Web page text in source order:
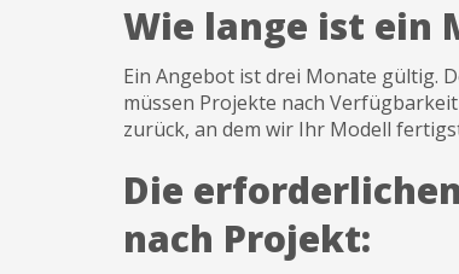
Wie lange ist ein
Ein Angebot ist drei Monate gültig.
müssen Projekte nach
zurück, an dem wir Ihr Modell
Die
nach Projekt: